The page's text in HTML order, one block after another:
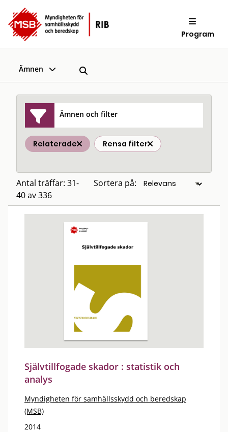
Program
Ämnen
Ämnen och filter
Relaterade Rensa filter
Antal träffar: 31-
40 av 336
Sortera på:
Självtillfogade skador : statistik och
analys
Myndigheten för samhällsskydd och beredskap
(MSB)
2014